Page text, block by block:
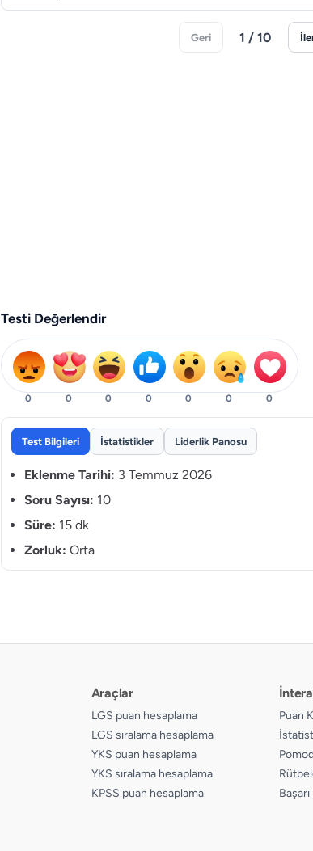
Geri 1 / 10
Testi Değerlendir
0 0 0 0 0 0 0
Test Bilgileri İstatistikler Liderlik Panosu
Eklenme Tarihi: 3 Temmuz 2026
Soru Sayısı: 10
Süre: 15 dk
Zorluk: Orta
Araçlar
LGS puan hesaplama
LGS sıralama hesaplama
YKS puan hesaplama
YKS sıralama hesaplama
KPSS puan hesaplama
Puan